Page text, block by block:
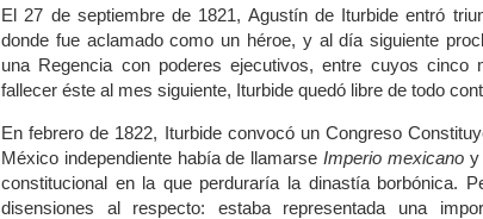
El 27 de septiembre de 1821, Agustín de Iturbide entró
donde fue aclamado como un héroe, y al día siguiente
una Regencia con poderes ejecutivos, entre cuyos cinco
fallecer éste al mes siguiente, Iturbide quedó libre de todo
En febrero de 1822, Iturbide convocó un Congreso
México independiente había de llamarseImperio mexicanoy
constitucional en la que perduraría la dinastía borbónica.
disensiones al respecto: estaba representada una